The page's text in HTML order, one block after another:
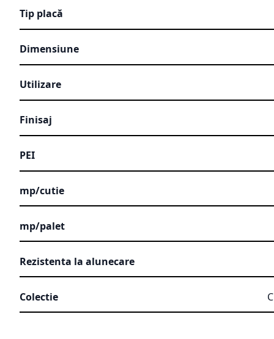
Tip placă
Dimensiune
Utilizare
Finisaj
PEI
mp/cutie
mp/palet
Rezistenta la alunecare
Colectie